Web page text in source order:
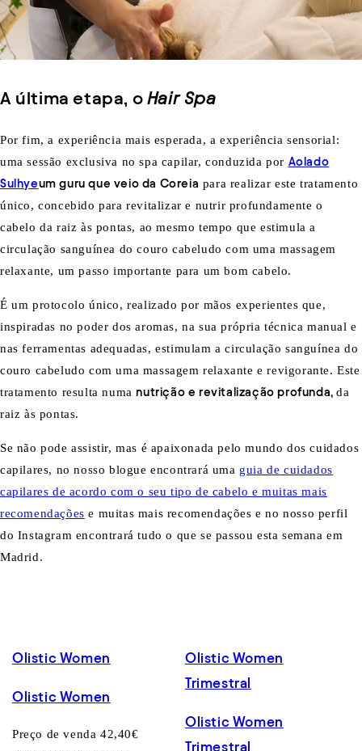
A última etapa, o Hair Spa
Por fim, a experiência mais esperada, a experiência sensorial:
uma sessão exclusiva no spa capilar, conduzida por Aolado
Sulhyeum guru que veio da Coreia para realizar este tratamento
único, concebido para revitalizar e nutrir profundamente o
cabelo da raiz às pontas, ao mesmo tempo que estimula a
circulação sanguínea do couro cabeludo com uma massagem
relaxante, um passo importante para um bom cabelo.
É um protocolo único, realizado por mãos experientes que,
inspiradas no poder dos aromas, na sua própria técnica manual e
nas ferramentas adequadas, estimulam a circulação sanguínea do
couro cabeludo com uma massagem relaxante e revigorante. Este
tratamento resulta numanutrição e revitalização profunda,da
raiz às pontas.
Se não pode assistir, mas é apaixonada pelo mundo dos cuidados
capilares, no nosso blogue encontrará uma guia de cuidados
capilares de acordo com o seu tipo de cabelo e muitas mais
recomendações e muitas mais recomendações e no nosso perfil
do Instagram encontrará tudo o que se passou esta semana em
Madrid.
Olistic Women
Olistic Women
Preço de venda 42,40€
Olistic Women
Trimestral
Olistic Women
Trimestral